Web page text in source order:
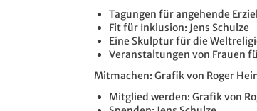
Tagungen für angehende
Fit für Inklusion: Jens Schulze
Eine Skulptur für die
Veranstaltungen von Frauen
Mitmachen: Grafik von Roger
Mitglied werden: Grafik von